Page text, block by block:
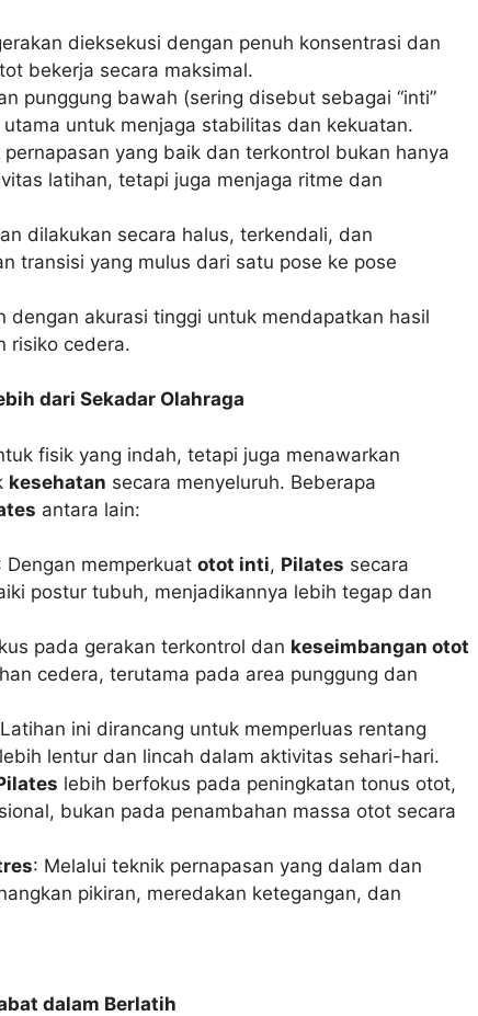
dieksekusi dengan penuh konsentrasi dan
bekerja secara maksimal.
punggung bawah (sering disebut sebagai “inti”
untuk menjaga stabilitas dan kekuatan.
pernapasan yang baik dan terkontrol bukan hanya
latihan, tetapi juga menjaga ritme dan
dilakukan secara halus, terkendali, dan
transisi yang mulus dari satu pose ke pose
dengan akurasi tinggi untuk mendapatkan hasil
risiko cedera.
dari Sekadar Olahraga
fisik yang indah, tetapi juga menawarkan
kesehatan secara menyeluruh. Beberapa
antara lain:
Dengan memperkuat otot inti, Pilates secara
postur tubuh, menjadikannya lebih tegap dan
pada gerakan terkontrol dan keseimbangan otot
cedera, terutama pada area punggung dan
ini dirancang untuk memperluas rentang
lentur dan lincah dalam aktivitas sehari-hari.
lebih berfokus pada peningkatan tonus otot,
bukan pada penambahan massa otot secara
: Melalui teknik pernapasan yang dalam dan
pikiran, meredakan ketegangan, dan
dalam Berlatih